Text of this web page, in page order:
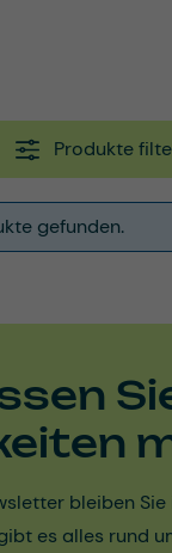
Produkte
gefunden.
bleiben
es alles rund